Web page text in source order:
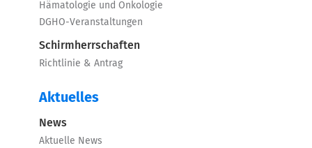
Hämatologie und Onkologie
DGHO-Veranstaltungen
Schirmherrschaften
Richtlinie & Antrag
Aktuelles
News
Aktuelle News